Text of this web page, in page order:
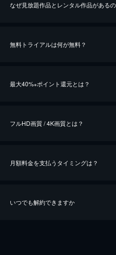
なぜ見放題作品とレンタル作品があるの
無料トライアルは何が無料？
最大40%※ポイント還元とは？
※40％ポイント還元の対象は、クレジットカー
iOSアプリのUコイン決済による作品の購入 /
フルHD画質 / 4K画質とは？
月額料金を支払うタイミングは？
いつでも解約できますか